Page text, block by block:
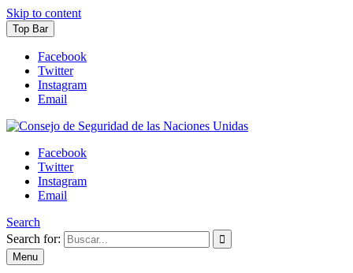
Skip to content
Top Bar
Facebook
Twitter
Instagram
Email
Consejo de Seguridad de las Naciones Unidas
México 2021-2022
Facebook
Twitter
Instagram
Email
Search
Search for:
Menu